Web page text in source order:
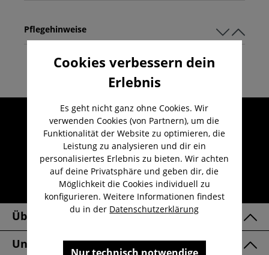
Pflegehinweise
Umfangreicher Kundenservice
Kauf auf Rechnung
Kostenloser Versand ab 29,-€
Lieferzeit 1-3 Werktage
30 Tage kostenlose Retoure
Über Uns
Unsere Marken
Cookies verbessern dein
Erlebnis
Es geht nicht ganz ohne Cookies. Wir
verwenden Cookies (von Partnern), um die
Funktionalität der Website zu optimieren, die
Leistung zu analysieren und dir ein
personalisiertes Erlebnis zu bieten. Wir achten
auf deine Privatsphäre und geben dir, die
Möglichkeit die Cookies individuell zu
konfigurieren. Weitere Informationen findest
du in der Datenschutzerklärung